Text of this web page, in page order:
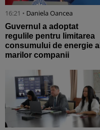
16:21 • Daniela Oancea
Guvernul a adoptat
regulile pentru limitarea
consumului de energie al
marilor companii